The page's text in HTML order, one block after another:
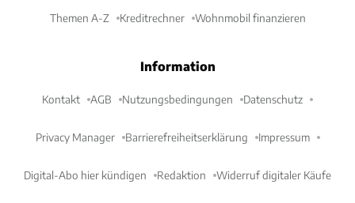
Themen A-Z Kreditrechner Wohnmobil finanzieren
Information
Kontakt AGB Nutzungsbedingungen Datenschutz
Privacy Manager Barrierefreiheitserklärung Impressum
Digital-Abo hier kündigen Redaktion Widerruf digitaler Käufe